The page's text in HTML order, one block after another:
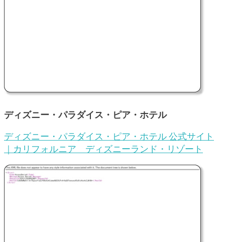
ディズニー・パラダイス・ピア・ホテル
ディズニー・パラダイス・ピア・ホテル 公式サイト
｜カリフォルニア ディズニーランド・リゾート